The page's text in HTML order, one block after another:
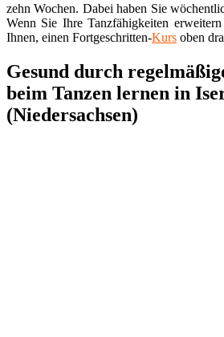
zehn Wochen. Dabei haben Sie
Wenn Sie Ihre Tanzfähigkeiten
Ihnen, einen Fortgeschritten-Kurs oben
Gesund durch
beim Tanzen lernen in
(Niedersachsen)